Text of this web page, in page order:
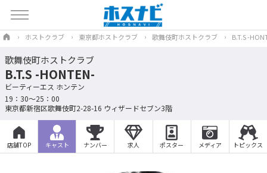
ホストクラブ 東京都ホストクラブ 歌舞伎町ホストクラブ B.T.S -
歌舞伎町ホストクラブ
B.T.S -HONTEN-
ビーティーエス ホンテン
19：30～25：00
東京都新宿区歌舞伎町2-28-16 ウィザードセブン3階
店舗TOP キャスト ナンバー 求人 ポスター メディア トピックス